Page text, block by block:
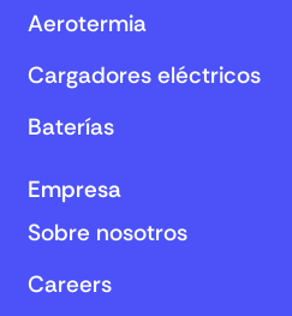
Aerotermia
Cargadores eléctricos
Baterías
Empresa
Sobre nosotros
Careers